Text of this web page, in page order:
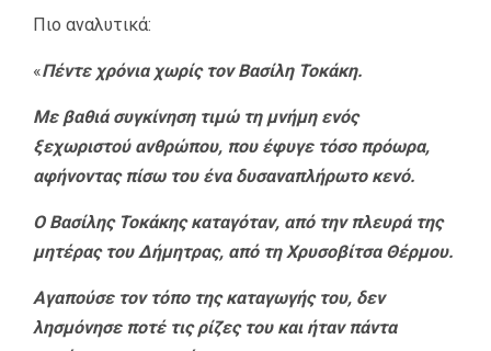
Πιο αναλυτικά:
«Πέντε χρόνια χωρίς τον Βασίλη Τοκάκη.
Με βαθιά συγκίνηση τιμώ τη μνήμη ενός
ξεχωριστού ανθρώπου, που έφυγε τόσο πρόωρα,
αφήνοντας πίσω του ένα δυσαναπλήρωτο κενό.
Ο Βασίλης Τοκάκης καταγόταν, από την πλευρά της
μητέρας του Δήμητρας, από τη Χρυσοβίτσα Θέρμου.
Αγαπούσε τον τόπο της καταγωγής του, δεν
λησμόνησε ποτέ τις ρίζες του και ήταν πάντα